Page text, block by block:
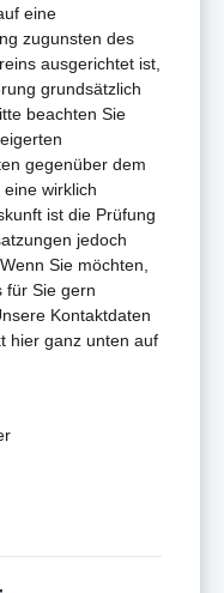
eine
zugunsten des
ausgerichtet ist,
grundsätzlich
beachten Sie
gegenüber dem
wirklich
ist die Prüfung
jedoch
Sie möchten,
für Sie gern
Kontaktdaten
hier ganz unten auf